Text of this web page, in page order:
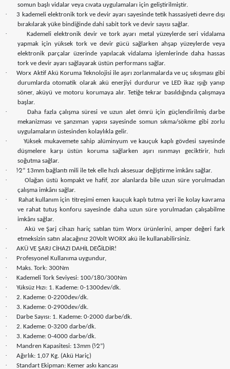
somun başlı vidalar veya cıvata uygulamaları için geliştirilmiştir.
·
3 kademeli elektronik tork ve devir ayarı sayesinde tetik hassasiyeti devre dışı
bırakılarak yüke bindiğinde dahi sabit tork ve devir sayısı sağlar.
·
Kademeli elektronik devir ve tork ayarı metal yüzeylerde seri vidalama
yapmak için yüksek tork ve devir gücü sağlarken ahşap yüzeylerde veya
elektronik parçalar üzerinde yapılacak vidalama işlemlerinde daha hassas
tork ve devir ayarı sağlayarak üstün performans sağlar.
·
Worx Aktif Akü Koruma Teknolojisi ile aşırı zorlanmalarda ve uç sıkışması gibi
durumlarda otomatik olarak akü enerjiyi durdurur ve LED ikaz ışığı yanıp
söner, aküyü ve motoru korumaya alır. Tetiğe tekrar basıldığında çalışmaya
başlar.
·
Daha fazla çalışma süresi ve uzun alet ömrü için güçlendirilmiş darbe
mekanizması ve şanzıman yapısı sayesinde somun sıkma/sökme gibi zorlu
uygulamaların üstesinden kolaylıkla gelir.
·
Yüksek mukavemete sahip alüminyum ve kauçuk kaplı gövdesi sayesinde
düşmelere karşı üstün koruma sağlarken aşırı ısınmayı geciktirir, hızlı
soğutma sağlar.
· ⅟2” 13mm bağlantı mili ile tek elle hızlı aksesuar değiştirme imkânı sağlar.
·
Olağan üstü kompakt ve hafif, zor alanlarda bile uzun süre yorulmadan
çalışma imkânı sağlar.
·
Rahat kullanım için titreşimi emen kauçuk kaplı tutma yeri ile kolay kavrama
ve rahat tutuş konforu sayesinde daha uzun süre yorulmadan çalışabilme
imkânı sağlar.
·
Akü ve Şarj cihazı hariç satılan tüm Worx ürünlerini, amper değeri fark
etmeksizin satın alacağınız 20Volt WORX akü ile kullanabilirsiniz.
· AKÜ VE ŞARJ CİHAZI DAHİL DEĞİLDİR!
· Profesyonel Kullanıma uygundur,
· Maks. Tork: 300Nm
· Kademeli Tork Seviyesi: 100/180/300Nm
· Yüksüz Hızı: 1. Kademe: 0-1300dev/dk.
· 2. Kademe: 0-2200dev/dk.
· 3. Kademe: 0-2900dev/dk.
· Darbe Sayısı: 1. Kademe: 0-2000 darbe/dk.
· 2. Kademe: 0-3200 darbe/dk.
· 3. Kademe: 0-4000 darbe/dk.
· Mandren Kapasitesi: 13mm (⅟2”)
· Ağırlık: 1,07 Kg. (Akü Hariç)
· Standart Ekipman: Kemer askı kancası